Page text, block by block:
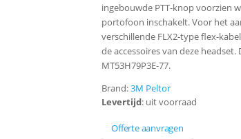
ingebouwde PTT-knop voorzien
portofoon inschakelt. Voor het
verschillende FLX2-type flex-
de accessoires van deze
MT53H79P3E-77.
Brand:3M Peltor
Levertijd: uit voorraad
Offerte aanvragen